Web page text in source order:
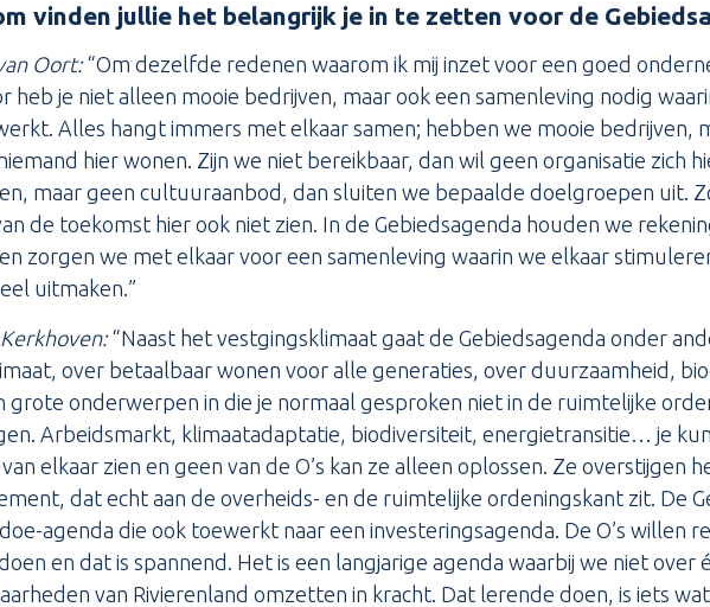
vinden jullie het belangrijk je in te zetten voor de
Oort:“Om dezelfde redenen waarom ik mij inzet voor een goed
heb je niet alleen mooie bedrijven, maar ook een samenleving nodig
Alles hangt immers met elkaar samen; hebben we mooie bedrijven,
hier wonen. Zijn we niet bereikbaar, dan wil geen organisatie zich
maar geen cultuuraanbod, dan sluiten we bepaalde doelgroepen uit.
de toekomst hier ook niet zien. In de Gebiedsagenda houden we
zorgen we met elkaar voor een samenleving waarin we elkaar
uitmaken.”
“Naast het vestgingsklimaat gaat de Gebiedsagenda onder
over betaalbaar wonen voor alle generaties, over duurzaamheid,
grote onderwerpen in die je normaal gesproken niet in de ruimtelijke
Arbeidsmarkt, klimaatadaptatie, biodiversiteit, energietransitie… je
elkaar zien en geen van de O’s kan ze alleen oplossen. Ze overstijgen
dat echt aan de overheids- en de ruimtelijke ordeningskant zit. De
agenda die ook toewerkt naar een investeringsagenda. De O’s willen
en dat is spannend. Het is een langjarige agenda waarbij we niet over
van Rivierenland omzetten in kracht. Dat lerende doen, is iets